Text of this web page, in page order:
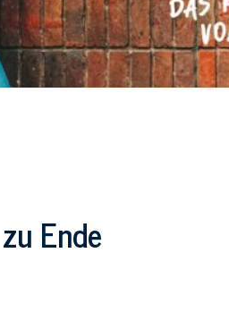
Ende